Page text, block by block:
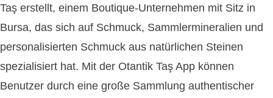
Taş erstellt, einem Boutique-Unternehmen mit Sitz in
Bursa, das sich auf Schmuck, Sammlermineralien und
personalisierten Schmuck aus natürlichen Steinen
spezialisiert hat. Mit der Otantik Taş App können
Benutzer durch eine große Sammlung authentischer